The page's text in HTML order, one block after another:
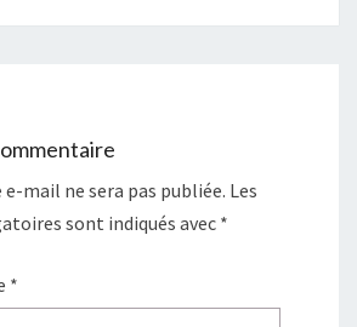
e-mail ne sera pas publiée. Les
sont indiqués avec *
*